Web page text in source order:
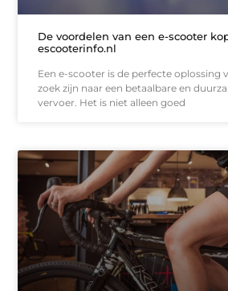
De voordelen van een e-scooter
escooterinfo.nl
Een e-scooter is de perfecte oplossing
zoek zijn naar een betaalbare en
vervoer. Het is niet alleen goed